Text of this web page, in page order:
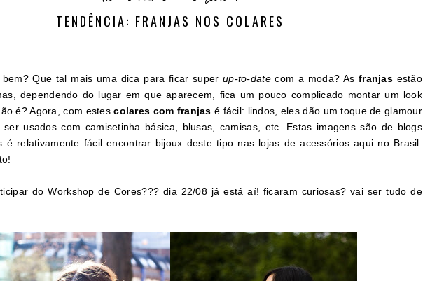
TENDÊNCIA: FRANJAS NOS COLARES
bem? Que tal mais uma dica para ficar superup-to-datecom a moda? Asfranjasestão
dependendo do lugar em que aparecem, fica um pouco complicado montar um look
é? Agora, com estescolares com franjas é fácil: lindos, eles dão um toque de glamour
usados com camisetinha básica, blusas, camisas, etc. Estas imagens são de blogs
é relativamente fácil encontrar bijoux deste tipo nas lojas de acessórios aqui no Brasil.
do Workshop de Cores??? dia 22/08 já está aí! ficaram curiosas? vai ser tudo de